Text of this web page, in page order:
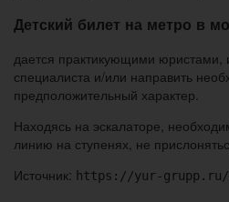
Детский билет на метро в
дается практикующими юристами,
специалиста и/или направить
предположительный характер.
Находясь на эскалаторе,
линию на ступенях, не
Источник: https://yur-grupp.ru/